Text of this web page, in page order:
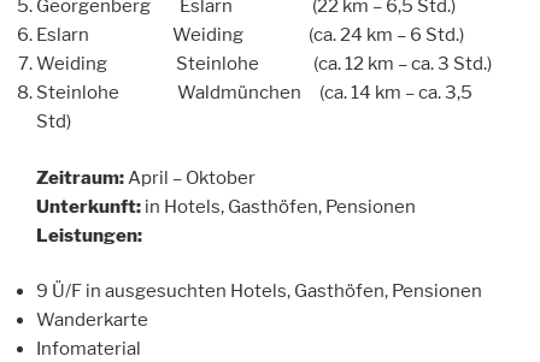
Georgenberg Eslarn (22 km – 6,5 Std.)
Eslarn Weiding (ca. 24 km – 6 Std.)
Weiding Steinlohe (ca. 12 km – ca. 3 Std.)
Steinlohe Waldmünchen (ca. 14 km – ca. 3,5
Std)
Zeitraum:April – Oktober
Unterkunft: in Hotels, Gasthöfen, Pensionen
Leistungen:
9 Ü/F in ausgesuchten Hotels, Gasthöfen, Pensionen
Wanderkarte
Infomaterial